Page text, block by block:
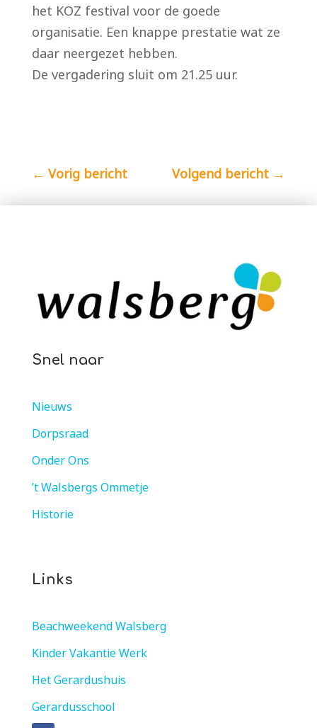
het KOZ festival voor de goede
organisatie. Een knappe prestatie wat ze
daar neergezet hebben.
De vergadering sluit om 21.25 uur.
← Vorig bericht Volgend bericht →
Snel naar
Nieuws
Dorpsraad
Onder Ons
’t Walsbergs Ommetje
Historie
Links
Beachweekend Walsberg
Kinder Vakantie Werk
Het Gerardushuis
Gerardusschool